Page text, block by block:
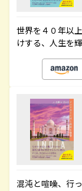
世界を４０年以
けする、人生を
混沌と喧噪、行